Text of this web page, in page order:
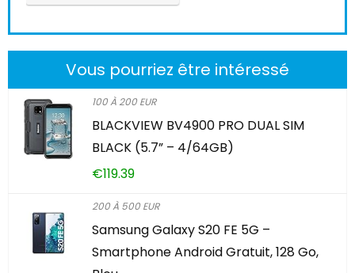
Vous pourriez être intéressé
100 À 200 EUR
BLACKVIEW BV4900 PRO DUAL SIM
BLACK (5.7” – 4/64GB)
€119.39
200 À 500 EUR
Samsung Galaxy S20 FE 5G –
Smartphone Android Gratuit, 128 Go,